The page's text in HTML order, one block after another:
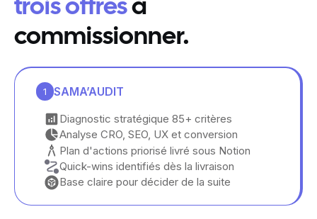
trois offresà
commissionner.
1 SAMA’AUDIT
Diagnostic stratégique 85+ critères
Analyse CRO, SEO, UX et conversion
Plan d'actions priorisé livré sous Notion
Quick-wins identifiés dès la livraison
Base claire pour décider de la suite